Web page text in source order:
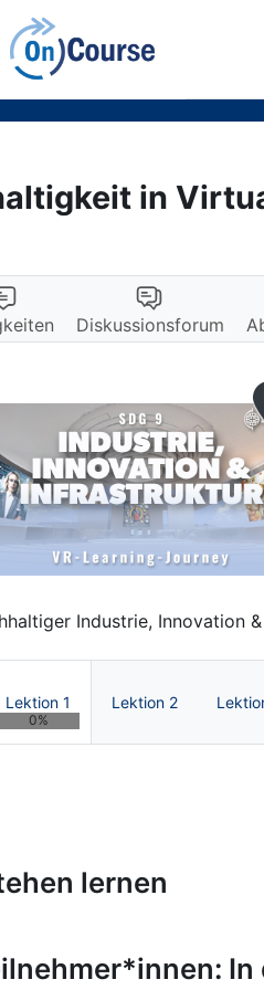
in
Diskussionsforum
Industrie, Innovation
Lektion 1
0%
Lektion 2
in
lernen
In